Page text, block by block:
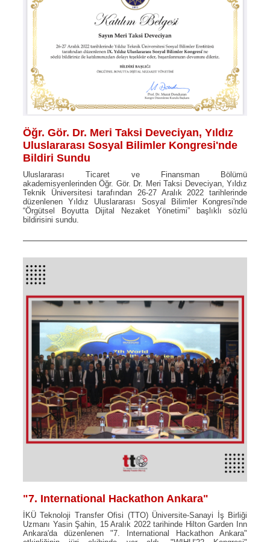
Öğr. Gör. Dr. Meri Taksi Deveciyan, Yıldız
Uluslararası Sosyal Bilimler Kongresi'nde
Bildiri Sundu
Uluslararası Ticaret ve Finansman Bölümü
akademisyenlerinden Öğr. Gör. Dr. Meri Taksi Deveciyan, Yıldız
Teknik Üniversitesi tarafından 26-27 Aralık 2022 tarihlerinde
düzenlenen Yıldız Uluslararası Sosyal Bilimler Kongresi'nde
“Örgütsel Boyutta Dijital Nezaket Yönetimi” başlıklı sözlü
bildirisini sundu.
"7. International Hackathon Ankara"
İKÜ Teknoloji Transfer Ofisi (TTO) Üniversite-Sanayi İş Birliği
Uzmanı Yasin Şahin, 15 Aralık 2022 tarihinde Hilton Garden Inn
Ankara'da düzenlenen "7. International Hackathon Ankara"